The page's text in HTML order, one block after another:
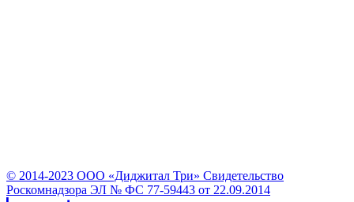
© 2014-2023 ООО «Диджитал Три» Свидетельство
Роскомнадзора ЭЛ № ФС 77-59443 от 22.09.2014